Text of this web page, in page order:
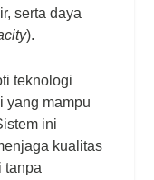
serta daya
).
teknologi
yang mampu
ini
kualitas
tanpa